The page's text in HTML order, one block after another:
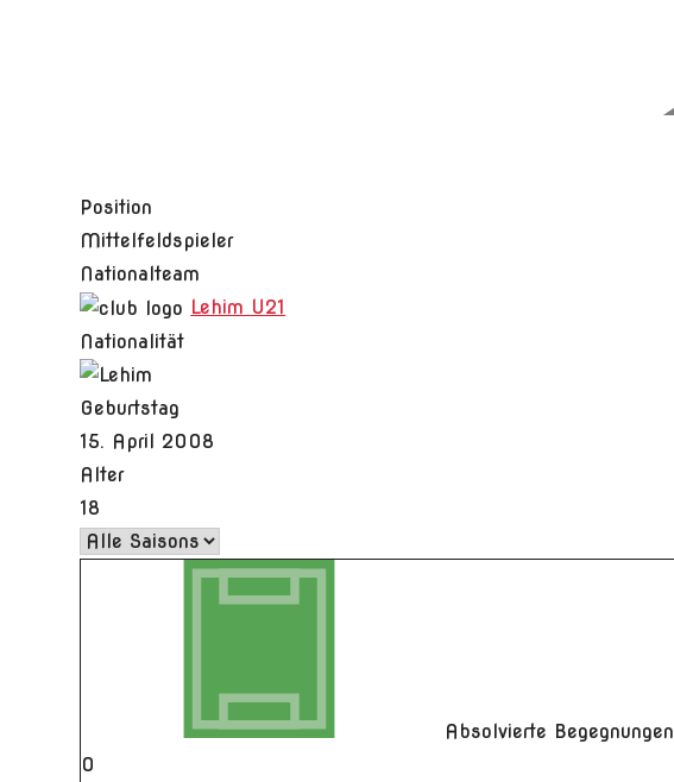
Position
Mittelfeldspieler
Nationalteam
Lehim U21
Nationalität
Geburtstag
15. April 2008
Alter
18
Absolvierte Begegnungen
0